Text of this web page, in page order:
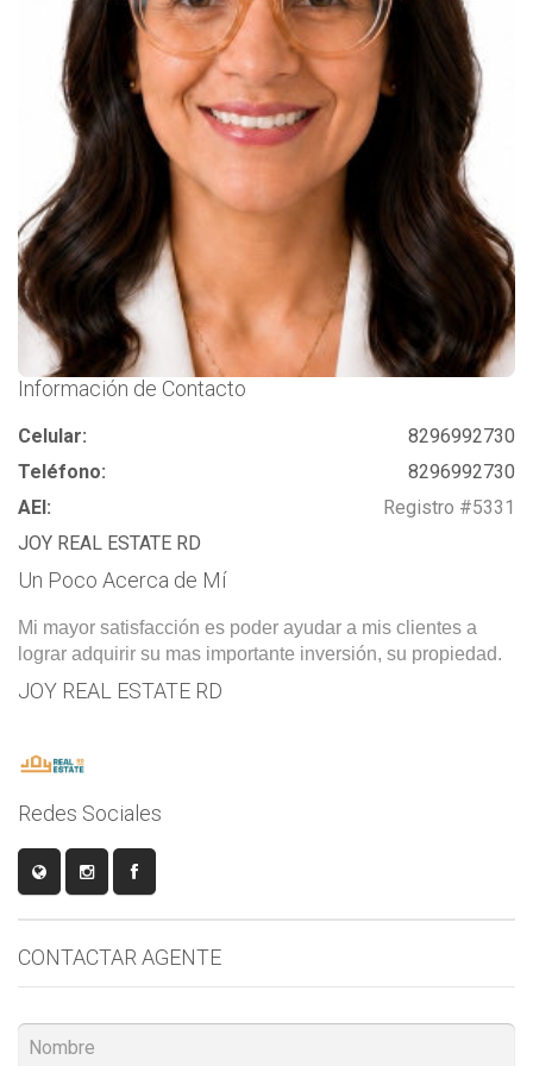
Información de Contacto
Celular:
8296992730
Teléfono:
8296992730
AEI:
Registro #5331
JOY REAL ESTATE RD
Un Poco Acerca de Mí
Mi mayor satisfacción es poder ayudar a mis clientes a
lograr adquirir su mas importante inversión, su propiedad.
JOY REAL ESTATE RD
Redes Sociales
CONTACTAR AGENTE